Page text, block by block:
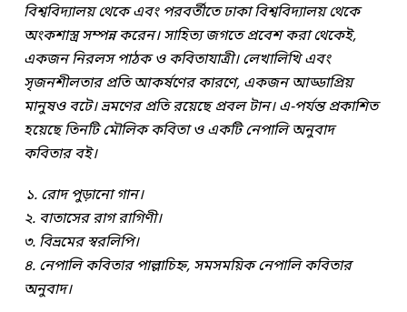
বিশ্ববিদ্যালয় থেকে এবং পরবর্তীতে ঢাকা বিশ্ববিদ্যালয় থেকে
অংকশাস্ত্র সম্পন্ন করেন। সাহিত্য জগতে প্রবেশ করা থেকেই,
একজন নিরলস পাঠক ও কবিতাযাত্রী। লেখালিখি এবং
সৃজনশীলতার প্রতি আকর্ষণের কারণে, একজন আড্ডাপ্রিয়
মানুষও বটে। ভ্রমণের প্রতি রয়েছে প্রবল টান। এ-পর্যন্ত প্রকাশিত
হয়েছে তিনটি মৌলিক কবিতা ও একটি নেপালি অনুবাদ
কবিতার বই।
১. রোদ পুড়ানো গান।
২. বাতাসের রাগ রাগিণী।
৩. বিভ্রমের স্বরলিপি।
৪. নেপালি কবিতার পাল্লাচিহ্ন, সমসময়িক নেপালি কবিতার
অনুবাদ।